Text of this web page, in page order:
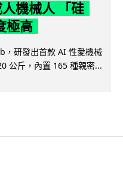
機械人 「硅
極高
，研發出首款 AI 性愛機械
公斤，內置 165 種親密...